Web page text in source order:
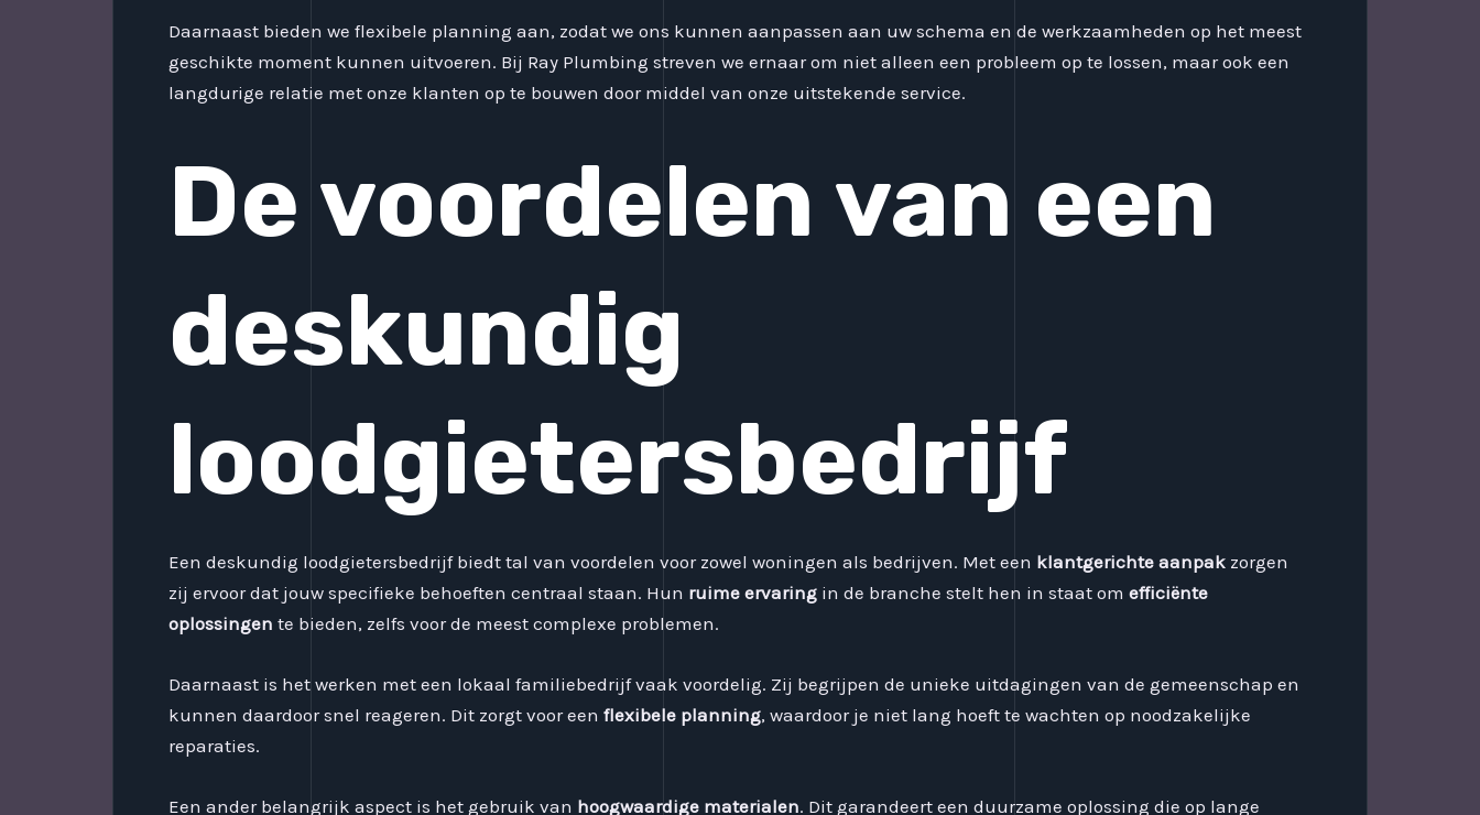
Daarnaast bieden we flexibele planning aan, zodat we ons kunnen aanpassen aan uw schema en de werkzaamheden op het meest
geschikte moment kunnen uitvoeren. Bij Ray Plumbing streven we ernaar om niet alleen een probleem op te lossen, maar ook een
langdurige relatie met onze klanten op te bouwen door middel van onze uitstekende service.
De voordelen van een
deskundig
loodgietersbedrijf
Een deskundig loodgietersbedrijf biedt tal van voordelen voor zowel woningen als bedrijven. Met een klantgerichte aanpak zorgen
zij ervoor dat jouw specifieke behoeften centraal staan. Hun ruime ervaring in de branche stelt hen in staat om efficiënte
oplossingen te bieden, zelfs voor de meest complexe problemen.
Daarnaast is het werken met een lokaal familiebedrijf vaak voordelig. Zij begrijpen de unieke uitdagingen van de gemeenschap en
kunnen daardoor snel reageren. Dit zorgt voor een flexibele planning, waardoor je niet lang hoeft te wachten op noodzakelijke
reparaties.
Een ander belangrijk aspect is het gebruik van hoogwaardige materialen. Dit garandeert een duurzame oplossing die op lange